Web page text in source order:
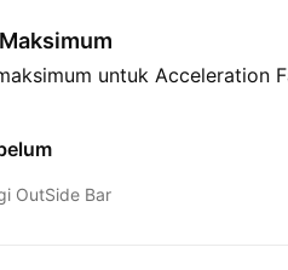
untuk Acceleration
OutSide Bar